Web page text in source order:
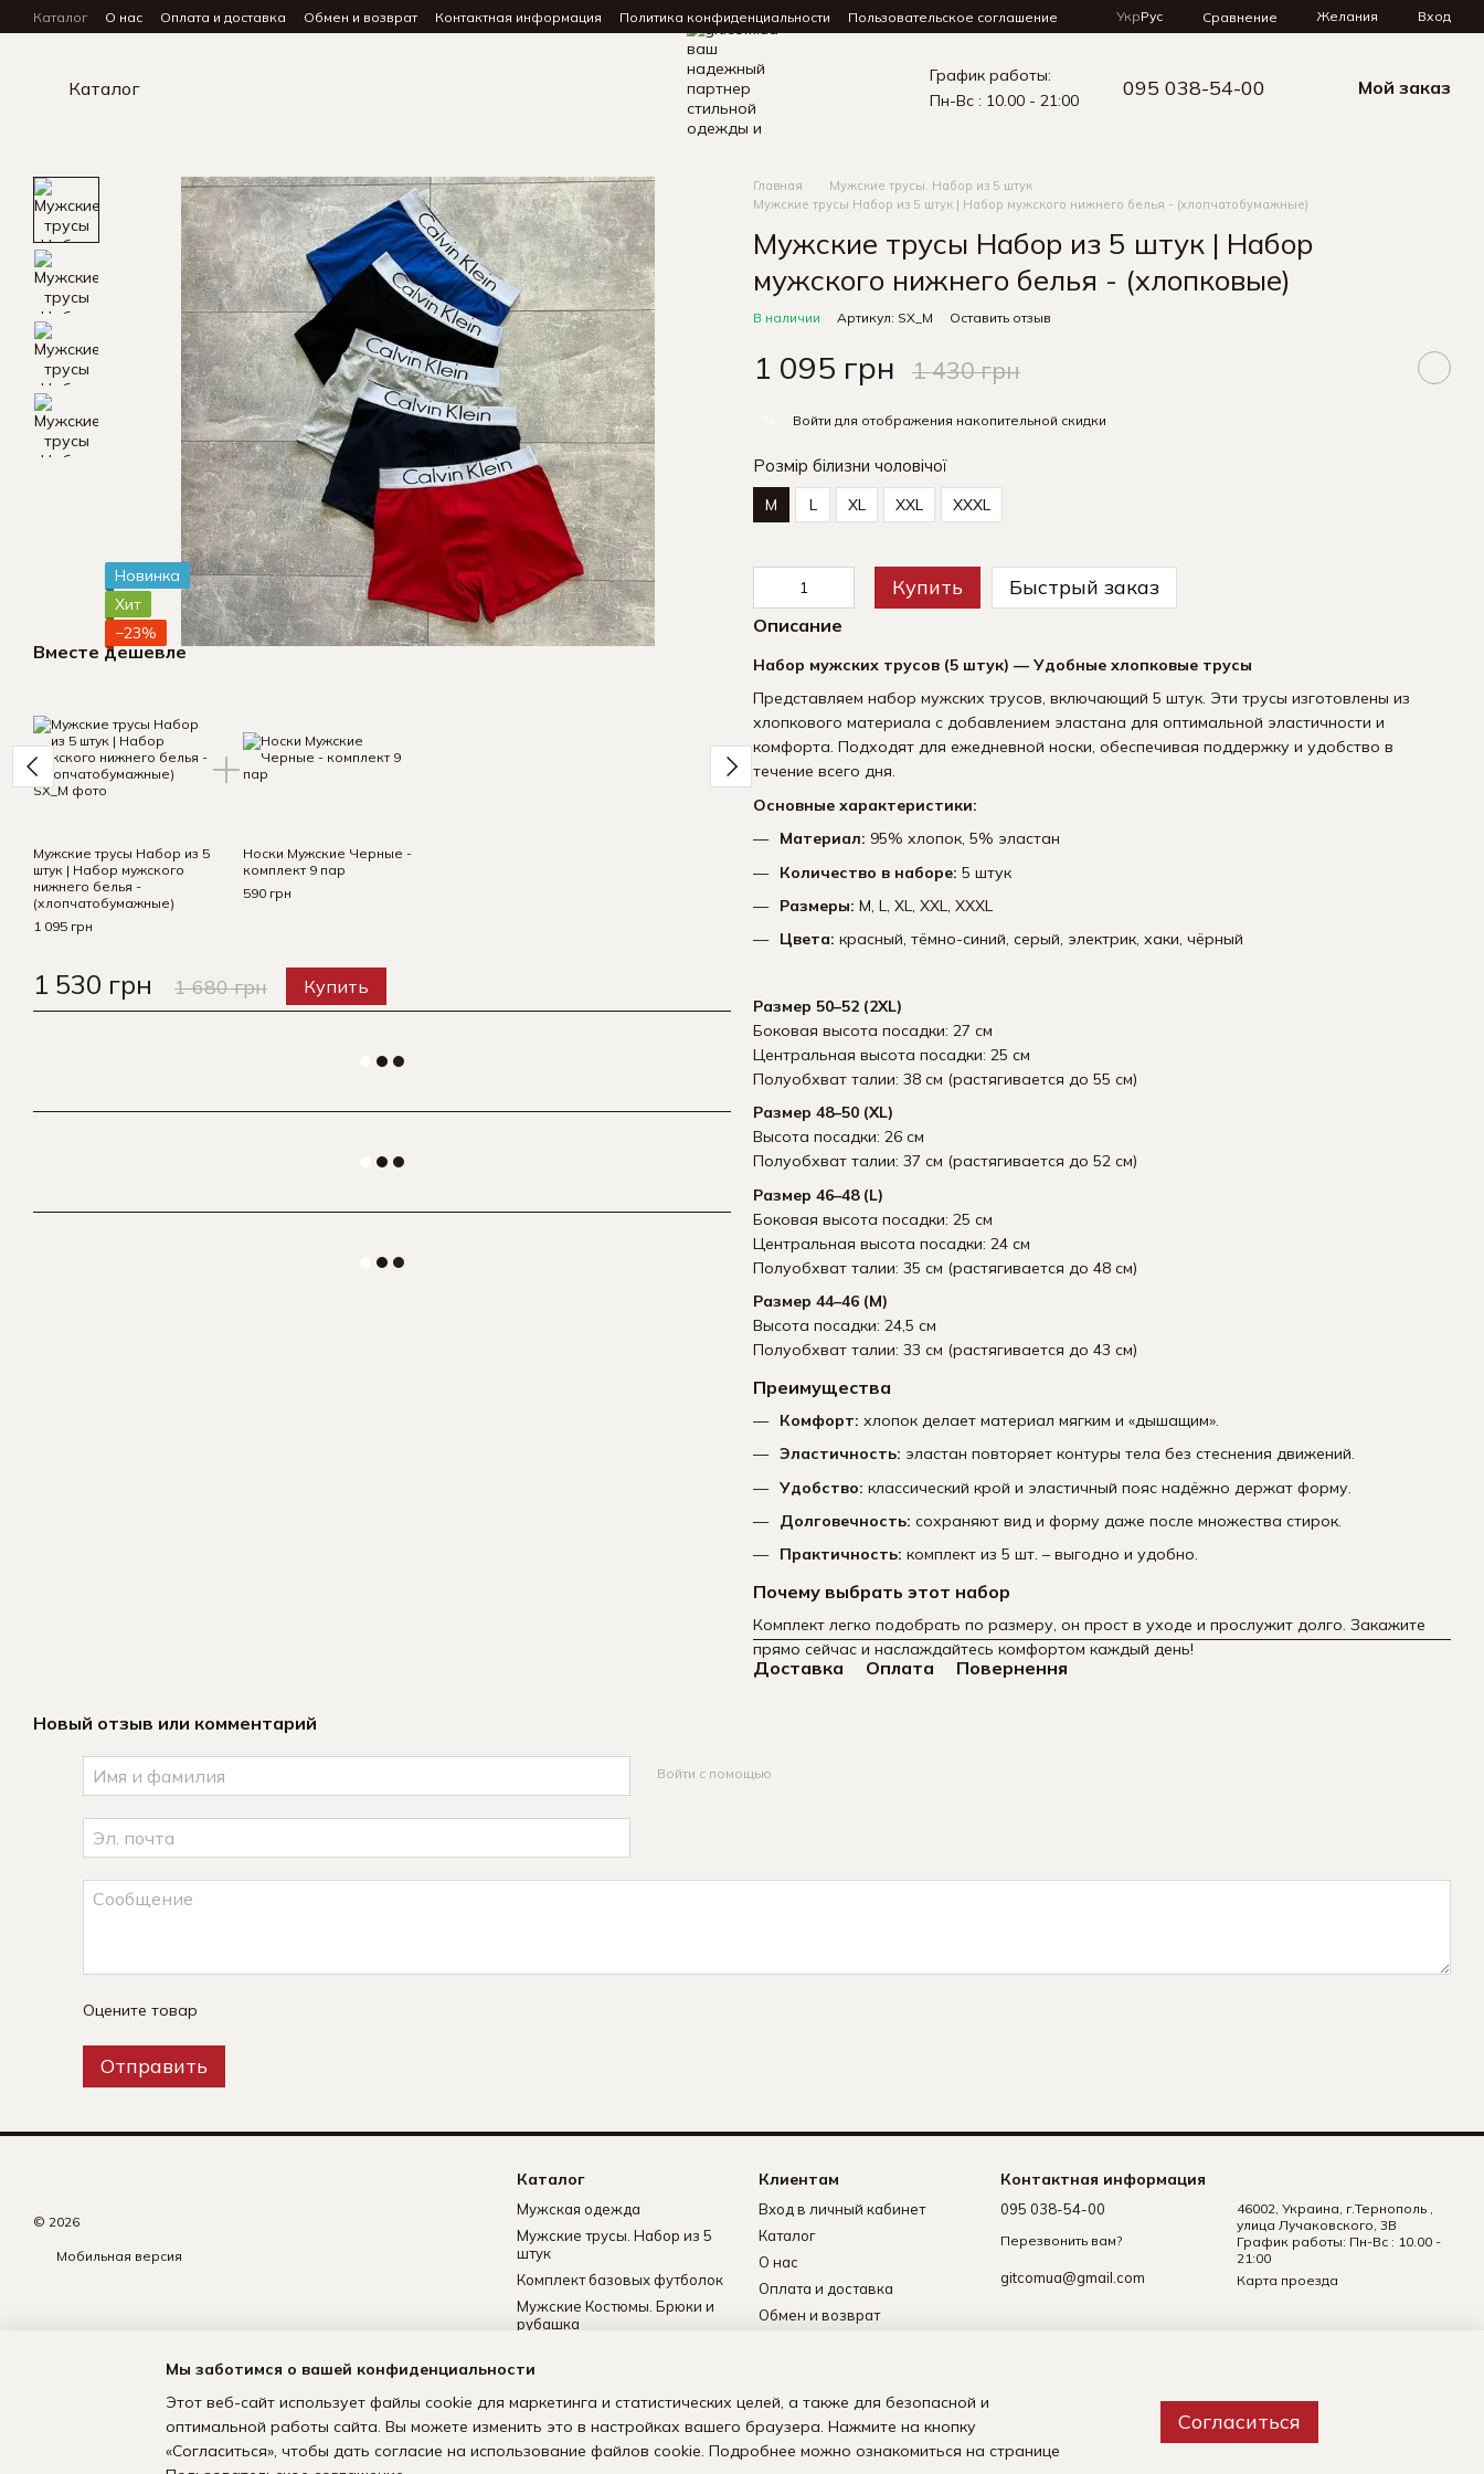
Перейти к основному контенту
Каталог О нас Оплата и доставка Обмен и возврат Контактная информация Политика конфиденциальности Пользовательское соглашение УкрРус Сравнение Желания Вход
Каталог
График работы:
Пн-Вс : 10.00 - 21:00
095 038-54-00 Мой заказ
Новинка
Хит
−23%
Вместе дешевле
Мужские трусы Набор из 5
штук | Набор мужского
нижнего белья -
(хлопчатобумажные)
1 095 грн
Носки Мужские Черные -
комплект 9 пар
590 грн
1 530 грн 1 680 грн Купить
штук | Набор мужского
(хлопчатобумажные)
комплект 9 пар
Главная
Мужские трусы. Набор из 5 штук
Мужские трусы Набор из 5 штук | Набор мужского нижнего белья - (хлопчатобумажные)
Мужские трусы Набор из 5 штук | Набор
мужского нижнего белья - (хлопковые)
В наличии Артикул: SX_M Оставить отзыв
1 095 грн 1 430 грн
Войти для отображения накопительной скидки
Розмір білизни чоловічої
M L XL XXL XXXL
Купить Быстрый заказ
Описание
Набор мужских трусов (5 штук) — Удобные хлопковые трусы
Представляем набор мужских трусов, включающий 5 штук. Эти трусы изготовлены из
хлопкового материала с добавлением эластана для оптимальной эластичности и
комфорта. Подходят для ежедневной носки, обеспечивая поддержку и удобство в
течение всего дня.
Основные характеристики:
Материал: 95% хлопок, 5% эластан
Количество в наборе: 5 штук
Размеры: M, L, XL, XXL, XXXL
Цвета: красный, тёмно-синий, серый, электрик, хаки, чёрный
Размер 50–52 (2XL)
Боковая высота посадки: 27 см
Центральная высота посадки: 25 см
Полуобхват талии: 38 см (растягивается до 55 см)
Размер 48–50 (XL)
Высота посадки: 26 см
Полуобхват талии: 37 см (растягивается до 52 см)
Размер 46–48 (L)
Боковая высота посадки: 25 см
Центральная высота посадки: 24 см
Полуобхват талии: 35 см (растягивается до 48 см)
Размер 44–46 (M)
Высота посадки: 24,5 см
Полуобхват талии: 33 см (растягивается до 43 см)
Преимущества
Комфорт: хлопок делает материал мягким и «дышащим».
Эластичность: эластан повторяет контуры тела без стеснения движений.
Удобство: классический крой и эластичный пояс надёжно держат форму.
Долговечность: сохраняют вид и форму даже после множества стирок.
Практичность: комплект из 5 шт. – выгодно и удобно.
Почему выбрать этот набор
Комплект легко подобрать по размеру, он прост в уходе и прослужит долго. Закажите
прямо сейчас и наслаждайтесь комфортом каждый день!
Доставка Оплата Повернення
Новый отзыв или комментарий
Войти с помощью
Оцените товар
Отправить
© 2026
Мобильная версия
Интернет-магазин создан с Хорошоп
Каталог
Мужская одежда
Мужские трусы. Набор из 5
штук
Комплект базовых футболок
Мужские Костюмы. Брюки и
рубашка
Мужские флисовые
Клиентам
Вход в личный кабинет
Каталог
О нас
Оплата и доставка
Обмен и возврат
Пользовательское
соглашение
Контактная информация
095 038-54-00
Перезвонить вам?
gitcomua@gmail.com
46002, Украина, г.Тернополь ,
улица Лучаковского, 3В
График работы: Пн-Вс : 10.00 -
21:00
Карта проезда
Мы заботимся о вашей конфиденциальности
Этот веб-сайт использует файлы cookie для маркетинга и статистических целей, а также для безопасной и
оптимальной работы сайта. Вы можете изменить это в настройках вашего браузера. Нажмите на кнопку
«Согласиться», чтобы дать согласие на использование файлов cookie. Подробнее можно ознакомиться на странице
Согласиться